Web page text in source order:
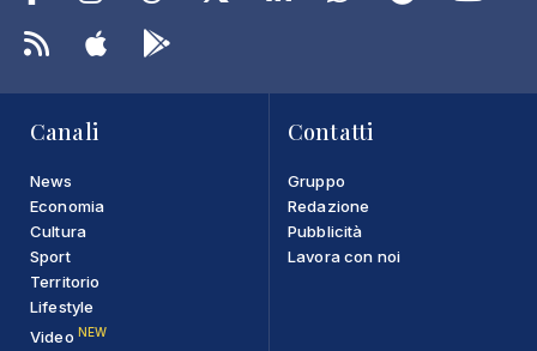
Canali
News
Economia
Cultura
Sport
Territorio
Lifestyle
Video NEW
Contatti
Gruppo
Redazione
Pubblicità
Lavora con noi